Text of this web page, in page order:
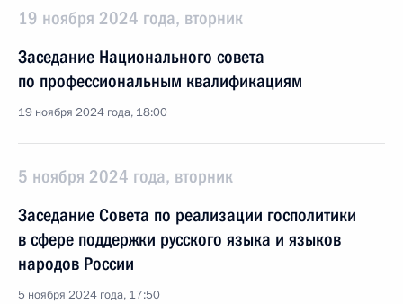
19 ноября 2024 года, вторник
Заседание Национального совета
по профессиональным квалификациям
19 ноября 2024 года, 18:00
5 ноября 2024 года, вторник
Заседание Совета по реализации госполитики
в сфере поддержки русского языка и языков
народов России
5 ноября 2024 года, 17:50